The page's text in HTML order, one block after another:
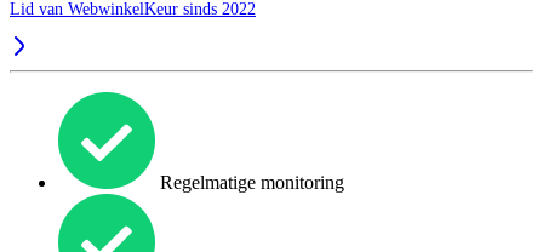
Lid van WebwinkelKeur sinds 2022
Regelmatige monitoring